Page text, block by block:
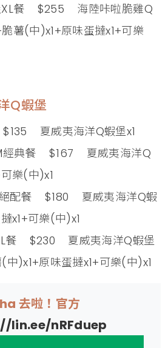
XL餐 $255 海陸咔啦脆雞Q
薯(中)x1+原味蛋撻x1+可樂
Q蝦堡
夏威夷海洋Q蝦堡x1
經典餐 $167 夏威夷海洋Q
樂(中)x1
絕配餐 $180 夏威夷海洋Q蝦
x1+可樂(中)x1
餐 $230 夏威夷海洋Q蝦堡
中)x1+原味蛋撻x1+可樂(中)x1
去啦！官方
lin.ee/nRFduep